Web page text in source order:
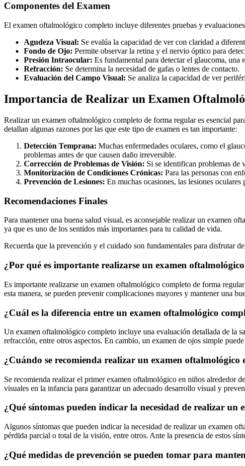
Componentes del Examen
El examen oftalmológico completo incluye diferentes pruebas y
Agudeza Visual: Se evalúa la capacidad de ver con claridad a
Fondo de Ojo: Permite observar la retina y el nervio óptico para
Presión Intraocular: Es fundamental para detectar el glaucoma, una
Refracción: Se determina la necesidad de gafas o lentes de contacto.
Evaluación del Campo Visual: Se analiza la capacidad de ver
Importancia de Realizar un Examen
Realizar un examen oftalmológico completo de forma regular es esencial
detallan algunas razones por las que este tipo de examen es tan importante:
Detección Temprana: Muchas enfermedades oculares, como el
problemas antes de que causen daño irreversible.
Corrección de Problemas de Visión: Si se identifican problemas de
Monitorización de Condiciones Crónicas: Para las personas con
Prevención de Lesiones: En muchas ocasiones, las lesiones
Recomendaciones Finales
Para mantener una buena salud visual, es aconsejable realizar un examen
ya que es uno de los sentidos más importantes para tu calidad de vida.
Recuerda que la prevención y el cuidado son fundamentales para disfrutar
¿Por qué es importante realizarse un examen
Es importante realizarse un examen oftalmológico completo de forma
esta manera, se pueden prevenir complicaciones mayores y mantener una
¿Cuál es la diferencia entre un examen oftalmológico
Un examen oftalmológico completo incluye una evaluación detallada de la
refracción, entre otros aspectos. En cambio, un examen de ojos simple
¿Cuándo se recomienda realizar un examen oftalmológico
Se recomienda realizar el primer examen oftalmológico en niños alrededor
visuales en la infancia para garantizar un adecuado desarrollo visual y
¿Qué síntomas pueden indicar la necesidad de realizar un
Algunos síntomas que pueden indicar la necesidad de realizar un examen
pérdida parcial o total de la visión, entre otros. Ante la presencia de estos
¿Qué medidas de prevención se pueden tomar para